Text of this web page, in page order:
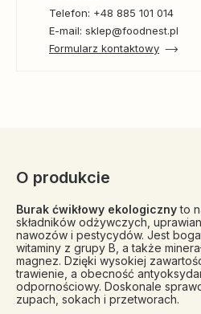
Telefon: +48 885 101 014
E-mail: sklep@foodnest.pl
Formularz kontaktowy
O produkcie
Burak ćwikłowy ekologicznyto
składników odżywczych,
nawozów i pestycydów. Jest
witaminy z grupy B, a także
magnez. Dzięki wysokiej
trawienie, a obecność
odpornościowy. Doskonale
zupach, sokach i przetworach.